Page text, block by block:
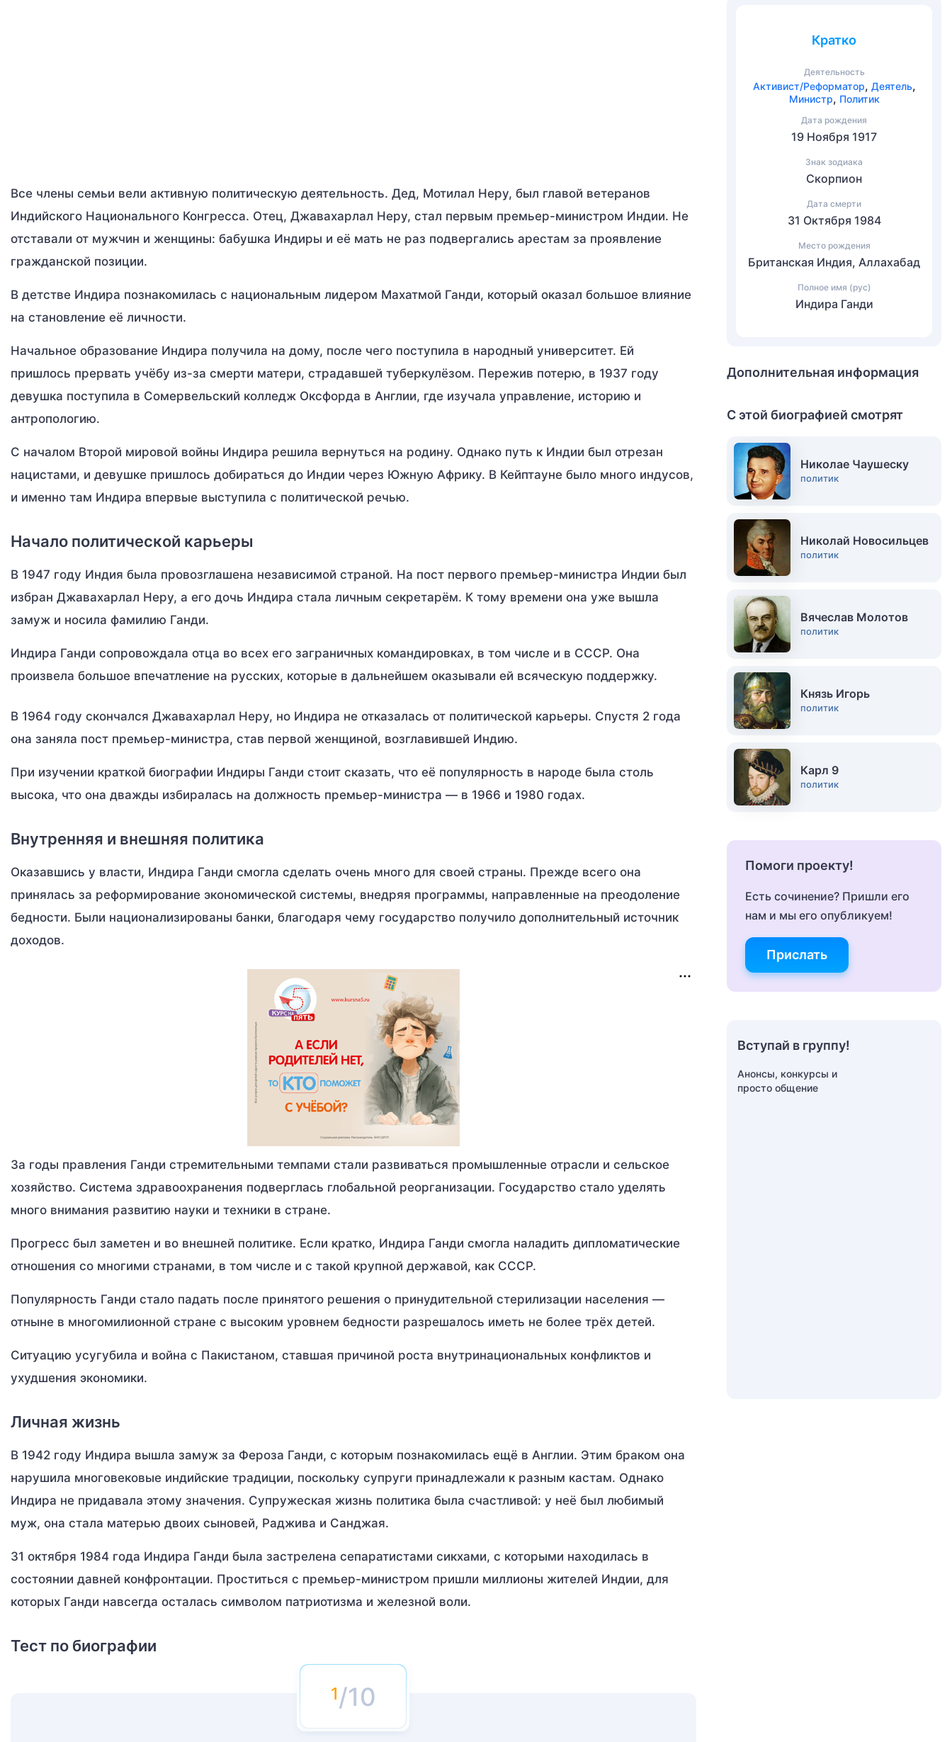
Все члены семьи вели активную политическую деятельность. Дед, Мотилал Неру, был главой ветеранов
Индийского Национального Конгресса. Отец, Джавахарлал Неру, стал первым премьер-министром Индии. Не
отставали от мужчин и женщины: бабушка Индиры и её мать не раз подвергались арестам за проявление
гражданской позиции.
В детстве Индира познакомилась с национальным лидером Махатмой Ганди, который оказал большое влияние
на становление её личности.
Начальное образование Индира получила на дому, после чего поступила в народный университет. Ей
пришлось прервать учёбу из-за смерти матери, страдавшей туберкулёзом. Пережив потерю, в 1937 году
девушка поступила в Сомервельский колледж Оксфорда в Англии, где изучала управление, историю и
антропологию.
С началом Второй мировой войны Индира решила вернуться на родину. Однако путь к Индии был отрезан
нацистами, и девушке пришлось добираться до Индии через Южную Африку. В Кейптауне было много индусов,
и именно там Индира впервые выступила с политической речью.
Начало политической карьеры
В 1947 году Индия была провозглашена независимой страной. На пост первого премьер-министра Индии был
избран Джавахарлал Неру, а его дочь Индира стала личным секретарём. К тому времени она уже вышла
замуж и носила фамилию Ганди.
Индира Ганди сопровождала отца во всех его заграничных командировках, в том числе и в СССР. Она
произвела большое впечатление на русских, которые в дальнейшем оказывали ей всяческую поддержку.
В 1964 году скончался Джавахарлал Неру, но Индира не отказалась от политической карьеры. Спустя 2 года
она заняла пост премьер-министра, став первой женщиной, возглавившей Индию.
При изучении краткой биографии Индиры Ганди стоит сказать, что её популярность в народе была столь
высока, что она дважды избиралась на должность премьер-министра — в 1966 и 1980 годах.
Внутренняя и внешняя политика
Оказавшись у власти, Индира Ганди смогла сделать очень много для своей страны. Прежде всего она
принялась за реформирование экономической системы, внедряя программы, направленные на преодоление
бедности. Были национализированы банки, благодаря чему государство получило дополнительный источник
доходов.
За годы правления Ганди стремительными темпами стали развиваться промышленные отрасли и сельское
хозяйство. Система здравоохранения подверглась глобальной реорганизации. Государство стало уделять
много внимания развитию науки и техники в стране.
Прогресс был заметен и во внешней политике. Если кратко, Индира Ганди смогла наладить дипломатические
отношения со многими странами, в том числе и с такой крупной державой, как СССР.
Популярность Ганди стало падать после принятого решения о принудительной стерилизации населения —
отныне в многомилионной стране с высоким уровнем бедности разрешалось иметь не более трёх детей.
Ситуацию усугубила и война с Пакистаном, ставшая причиной роста внутринациональных конфликтов и
ухудшения экономики.
Личная жизнь
В 1942 году Индира вышла замуж за Фероза Ганди, с которым познакомилась ещё в Англии. Этим браком она
нарушила многовековые индийские традиции, поскольку супруги принадлежали к разным кастам. Однако
Индира не придавала этому значения. Супружеская жизнь политика была счастливой: у неё был любимый
муж, она стала матерью двоих сыновей, Раджива и Санджая.
31 октября 1984 года Индира Ганди была застрелена сепаратистами сикхами, с которыми находилась в
состоянии давней конфронтации. Проститься с премьер-министром пришли миллионы жителей Индии, для
которых Ганди навсегда осталась символом патриотизма и железной воли.
Тест по биографии
/10
Кратко
Деятельность
Активист/Реформатор, Деятель,
Министр, Политик
Дата рождения
19 Ноября 1917
Знак зодиака
Скорпион
Дата смерти
31 Октября 1984
Место рождения
Британская Индия, Аллахабад
Полное имя (рус)
Индира Ганди
Дополнительная информация
С этой биографией смотрят
Николае Чаушеску
политик
Николай Новосильцев
политик
Вячеслав Молотов
политик
Князь Игорь
политик
Карл 9
политик
Помоги проекту!
Есть сочинение? Пришли его
нам и мы его опубликуем!
Прислать
Вступай в группу!
Анонсы, конкурсы и
просто общение